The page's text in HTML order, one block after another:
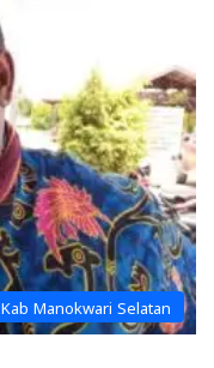
Kab Manokwari Selatan